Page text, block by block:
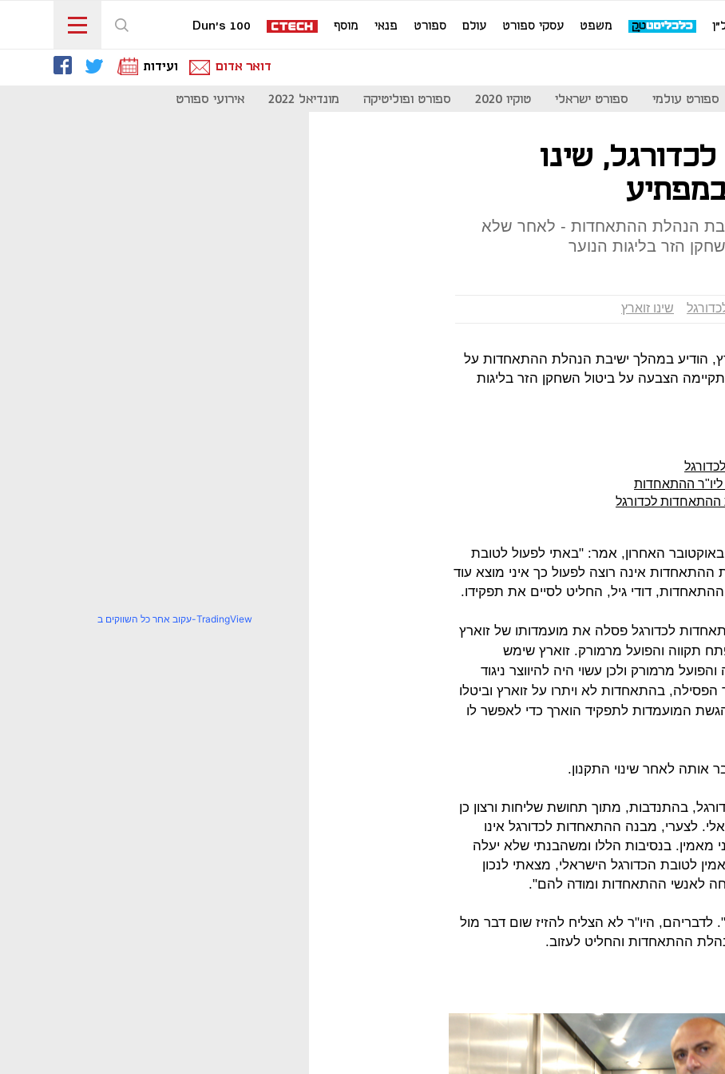
משפט עסקי ספורט עולם ספורט פנאי מוסף Dun's 100
דואר אדום ועידות
ספורט עולמי ספורט ישראלי טוקיו 2020 ספורט ופוליטיקה מונדיאל 2022 אירועי ספורט
שינו
הנהלת ההתאחדות - לאחר שלא
הזר בליגות הנוער
שינו זוארץ
הודיע במהלך ישיבת הנהלת ההתאחדות על
הצבעה על ביטול השחקן הזר בליגות
ליו"ר ההתאחדות
לכדורגל
האחרון, אמר: "באתי לפעול לטובת
ההתאחדות אינה רוצה לפעול כך איני מוצא עוד
דודי גיל, החליט לסיים את תפקידו.
לכדורגל פסלה את מועמדותו של זוארץ
תקווה והפועל מרמורק. זוארץ שימש
מרמורק ולכן עשוי היה להיווצר ניגוד
הפסילה, בהתאחדות לא ויתרו על זוארץ וביטלו
המועמדות לתפקיד הוארך כדי לאפשר לו
אותה לאחר שינוי התקנון.
בהתנדבות, מתוך תחושת שליחות ורצון כן
לצערי, מבנה ההתאחדות לכדורגל אינו
בנסיבות הללו ומשהבנתי שלא יעלה
לטובת הכדורגל הישראלי, מצאתי לנכון
לאנשי ההתאחדות ומודה להם".
לדבריהם, היו"ר לא הצליח להזיז שום דבר מול
ההתאחדות והחליט לעזוב.
עקוב אחר כל השווקים ב-TradingView